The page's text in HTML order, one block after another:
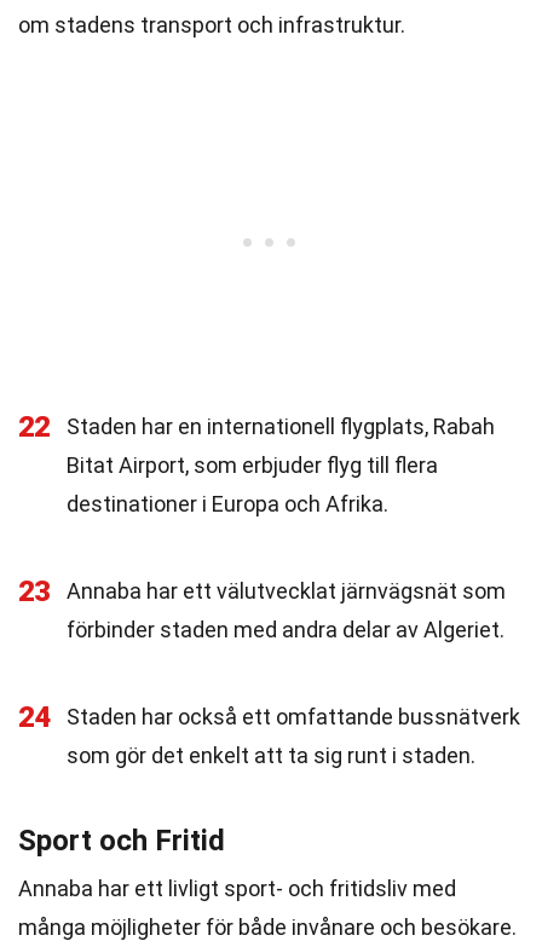
om stadens transport och infrastruktur.
22
Staden har en internationell flygplats, Rabah
Bitat Airport, som erbjuder flyg till flera
destinationer i Europa och Afrika.
23
Annaba har ett välutvecklat järnvägsnät som
förbinder staden med andra delar av Algeriet.
24
Staden har också ett omfattande bussnätverk
som gör det enkelt att ta sig runt i staden.
Sport och Fritid
Annaba har ett livligt sport- och fritidsliv med
många möjligheter för både invånare och besökare.